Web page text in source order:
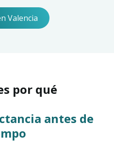
Valencia
por qué
antes de